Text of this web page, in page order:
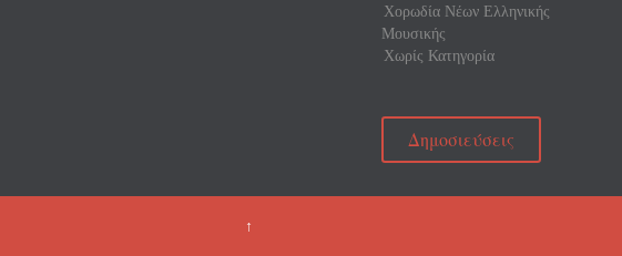
Χορωδία Νέων Ελληνικής
Μουσικής
Χωρίς Κατηγορία
Δημοσιεύσεις
↑